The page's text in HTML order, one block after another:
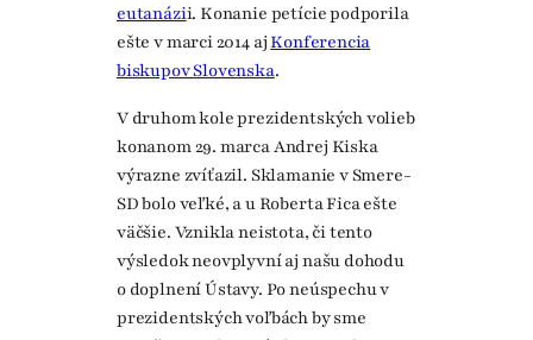
eutanázii. Konanie petície podporila
ešte v marci 2014 ajKonferencia
biskupov Slovenska.
V druhom kole prezidentských volieb
konanom 29. marca Andrej Kiska
výrazne zvíťazil. Sklamanie v Smere-
SD bolo veľké, a u Roberta Fica ešte
väčšie. Vznikla neistota, či tento
výsledok neovplyvní aj našu dohodu
o doplnení Ústavy. Po neúspechu v
prezidentských voľbách by sme